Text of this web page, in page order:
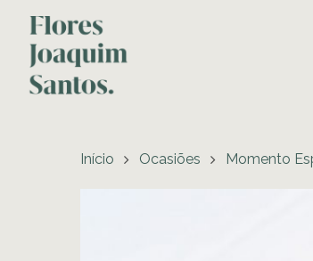
Início Ocasiões Momento